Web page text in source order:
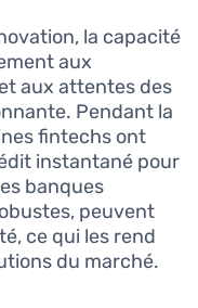
la capacité
aux
aux attentes des
Pendant la
fintechs ont
instantané pour
banques
peuvent
ce qui les rend
du marché.